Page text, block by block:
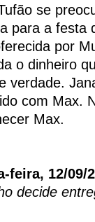
se
para a festa
por
o dinheiro
verdade.
com Max.
Max.
feira, 12/09/
decide